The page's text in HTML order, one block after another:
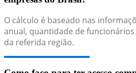
O cálculo é baseado nas
anual, quantidade de
da referida região.